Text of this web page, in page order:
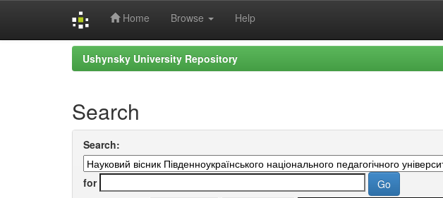
Home Browse Help
Ushynsky University Repository
Search
Search:
for